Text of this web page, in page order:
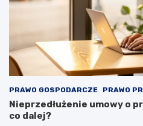
PRAWO GOSPODARCZE PRAWO
Nieprzedłużenie umowy o
co dalej?